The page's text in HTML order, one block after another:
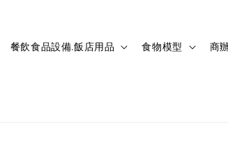
餐飲食品設備.飯店用品 食物模型 商